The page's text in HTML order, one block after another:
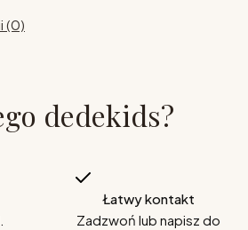
(0)
dedekids?
Łatwy kontakt
Zadzwoń lub napisz do